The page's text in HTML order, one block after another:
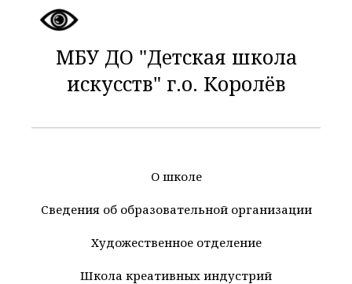
МБУ ДО "Детская школа
искусств" г.о. Королёв
О школе
Сведения об образовательной организации
Художественное отделение
Школа креативных индустрий